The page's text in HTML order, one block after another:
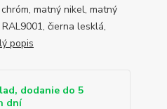
matný nikel, matný
čierna lesklá,
popis
dodanie do 5
dní